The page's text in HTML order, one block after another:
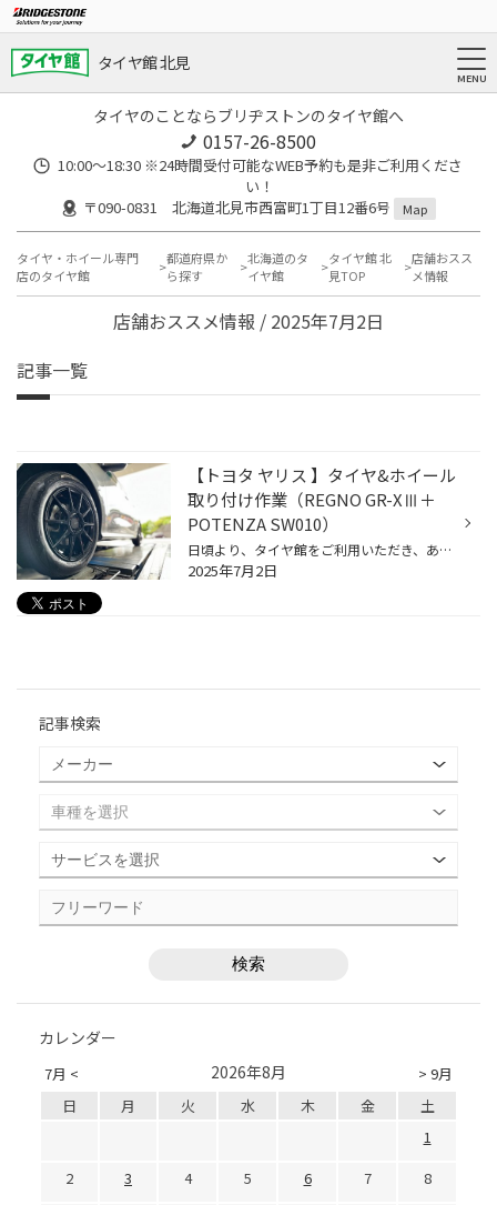
タイヤ館 北見
タイヤのことならブリヂストンのタイヤ館へ
0157-26-8500
10:00～18:30 ※24時間受付可能なWEB予約も是非ご利用くださ
い！
〒090-0831 北海道北見市西富町1丁目12番6号
Map
タイヤ・ホイール専門
店のタイヤ館
都道府県か
ら探す
北海道のタ
イヤ館
タイヤ館 北
見TOP
店舗おスス
メ情報
店舗おススメ情報 / 2025年7月2日
記事一覧
【トヨタ ヤリス 】タイヤ&ホイール
取り付け作業（REGNO GR-XⅢ＋
POTENZA SW010）
日頃より、タイヤ館をご利用いただき、ありがとうございます。 さて、当店と同じチェーン店の近隣タイヤ館店舗で作業いたしましたタイヤ交換作業をご紹介します。 （WEB掲載をご快諾いただきましたお客様！大変感謝しております。 いつもご愛顧いただき誠にありがとうございます！！） おクルマ：ト...
2025年7月2日
記事検索
カレンダー
7月 < > 9月
2026年8月
日 月 火 水 木 金
土
1
2
3 4 5 6 7
8